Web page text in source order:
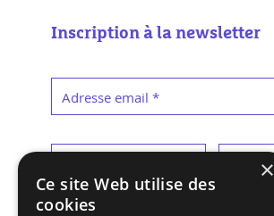
Inscription à la newsletter
Adresse email *
*
×
Ce site Web utilise des
cookies